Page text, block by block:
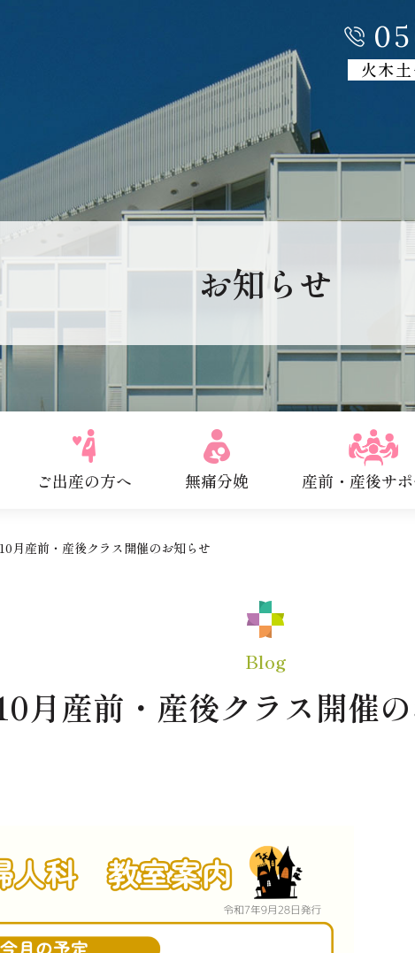
火木
お知らせ
ご出産の方へ 無痛分娩 産前・産後サポ
10月産前・産後クラス開催のお知らせ
Blog
月産前・産後クラス開催